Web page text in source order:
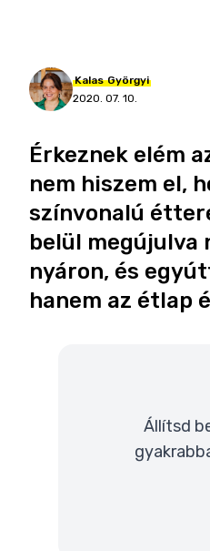
Kalas Györgyi
2020. 07. 10.
Érkeznek elém
nem hiszem el,
színvonalú
belül megújulva
nyáron, és
hanem az étlap
Állítsd